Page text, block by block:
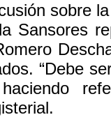
sobre
Sansores
“Debe